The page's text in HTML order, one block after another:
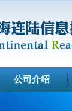
公司介绍